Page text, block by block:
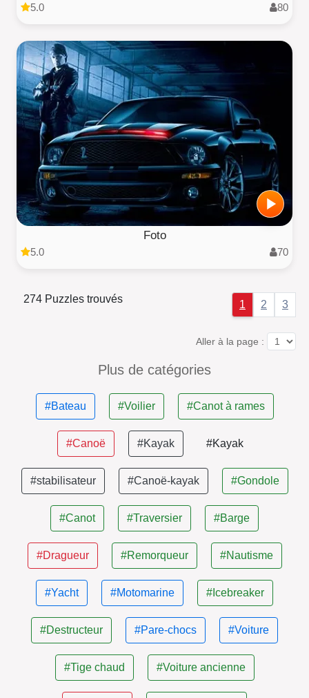
5.0 80
Foto
5.0 70
274 Puzzles trouvés 1 2 3
Aller à la page :
Plus de catégories
#Bateau #Voilier #Canot à rames
#Canoë #Kayak #Kayak
#stabilisateur #Canoë-kayak #Gondole
#Canot #Traversier #Barge
#Dragueur #Remorqueur #Nautisme
#Yacht #Motomarine #Icebreaker
#Destructeur #Pare-chocs #Voiture
#Tige chaud #Voiture ancienne